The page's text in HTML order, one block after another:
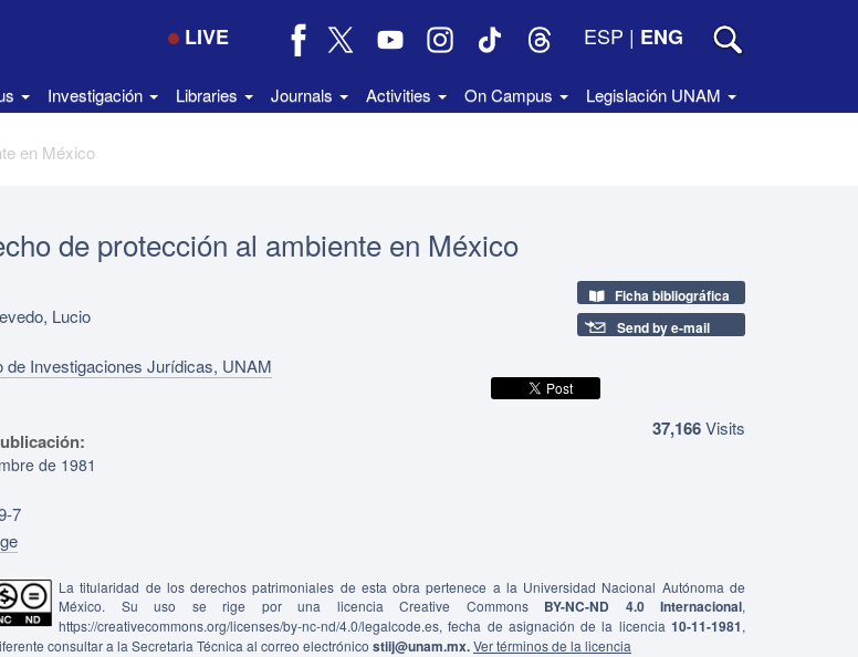
LIVE ESP | ENG
Investigación Libraries Journals Activities On Campus Legislación UNAM
en México
de protección al ambiente en México
Lucio
de Investigaciones Jurídicas, UNAM
de 1981
7
Ficha bibliográfica
Send by e-mail
37,166Visits
La titularidad de los derechos patrimoniales de esta obra pertenece a la Universidad Nacional Autónoma de
México. Su uso se rige por una licencia Creative Commons BY-NC-ND 4.0 Internacional,
https://creativecommons.org/licenses/by-nc-nd/4.0/legalcode.es, fecha de asignación de la licencia 10-11-1981,
consultar a la Secretaria Técnica al correo electrónico stiij@unam.mx.Ver términos de la licencia